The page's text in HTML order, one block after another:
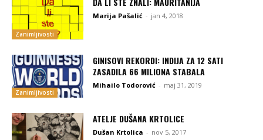
Zanimljivosti
Marija Pašalić - jan 4, 2018
Zanimljivosti
GINISOVI REKORDI: INDIJA ZA 12 SATI
ZASADILA 66 MILIONA STABALA
Mihailo Todorović - maj 31, 2019
ATELJE DUŠANA KRTOLICE
Dušan Krtolica - nov 5, 2017